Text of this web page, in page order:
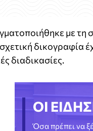
με
δικογραφία
διαδικασίες.
ΟΙ
Όσα πρέπει να